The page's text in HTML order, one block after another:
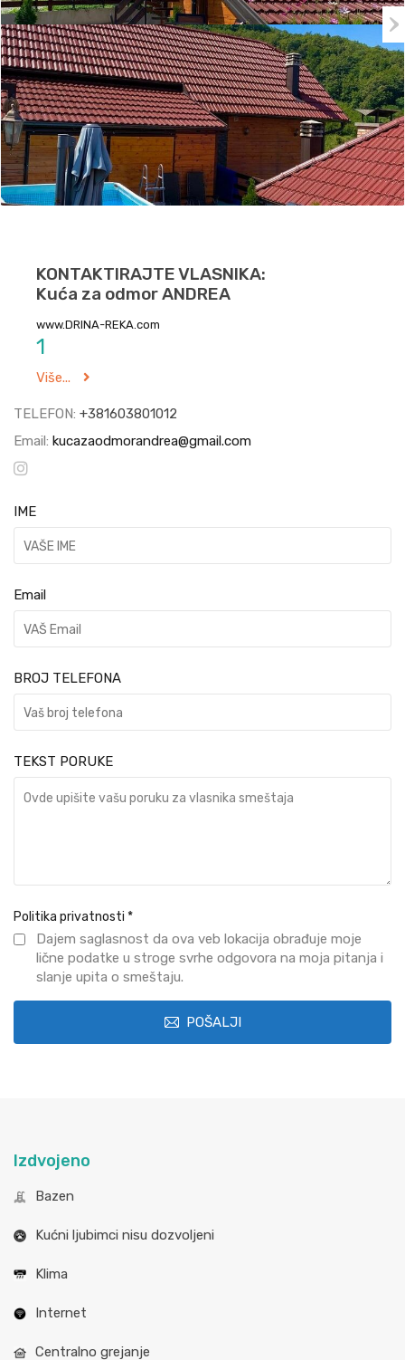
KONTAKTIRAJTE VLASNIKA:
Kuća za odmor ANDREA
www.DRINA-REKA.com
1
Više...
TELEFON: +381603801012
Email: kucazaodmorandrea@gmail.com
IME
Email
BROJ TELEFONA
TEKST PORUKE
Politika privatnosti *
Dajem saglasnost da ova veb lokacija obrađuje moje
lične podatke u stroge svrhe odgovora na moja pitanja i
slanje upita o smeštaju.
POŠALJI
Izdvojeno
Bazen
Kućni ljubimci nisu dozvoljeni
Klima
Internet
Centralno grejanje